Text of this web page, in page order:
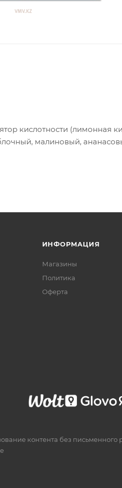
кислотности (лимонная
малиновый,
ИНФОРМАЦИЯ
Магазины
Политика
Офертa
контента без